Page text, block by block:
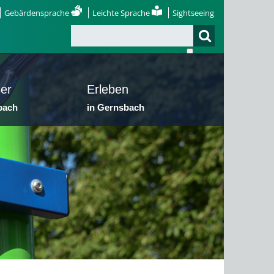
Gebärdensprache Leichte Sprache Sightseeing
Erleben
in Gernsbach